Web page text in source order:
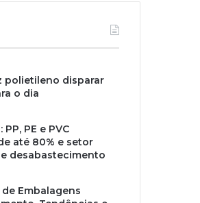
polietileno disparar
o dia
PE e PVC
até 80% e setor
desabastecimento
Embalagens